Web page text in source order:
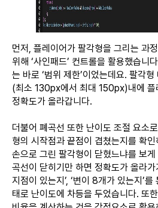
먼저, 플레이어가 팔각형을 그리는 과
위해 ‘사인패드’ 컨트롤을 활용했습니
는 바로 ‘범위 제한’이었는데요. 팔각
(최소 130px에서 최대 150px)내에 플
정확도가 올라갑니다.
더불어 폐곡선 또한 난이도 조절 요소
형의 시작점과 끝점이 겹쳤는지를 확인
손으로 그린 팔각형이 닫혔느냐를 보
곡선이 닫히기만 하면 정확도가 올라가
지점이 있는지’, ‘변이 8개가 있는지’
태로 난이도에 차등을 두었습니다. 또